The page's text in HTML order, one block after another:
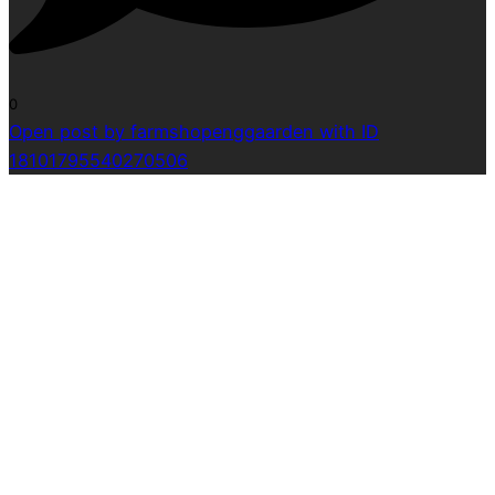
0
Open post by farmshopenggaarden with ID
18101795540270506